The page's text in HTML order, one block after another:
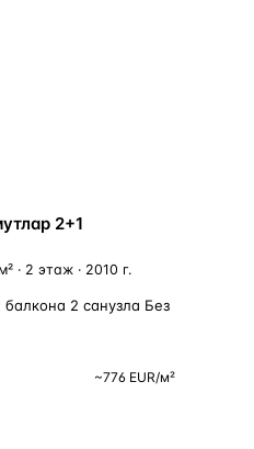
2+1
· 2 этаж · 2010 г.
балкона 2 санузла Без
~776 EUR/м²